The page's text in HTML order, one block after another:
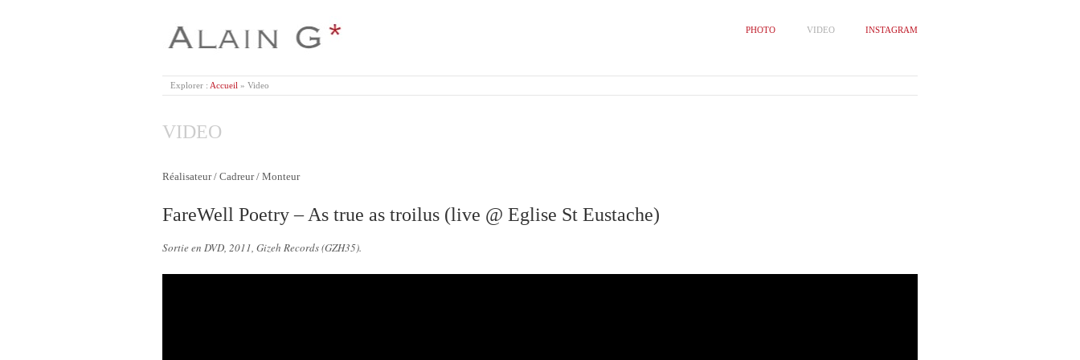
ALAIN G
PHOTO VIDEO INSTAGRAM
Explorer : Accueil » Video
VIDEO
Réalisateur / Cadreur / Monteur
FareWell Poetry – As true as troilus (live @ Eglise St Eustache)
Sortie en DVD, 2011, Gizeh Records (GZH35).